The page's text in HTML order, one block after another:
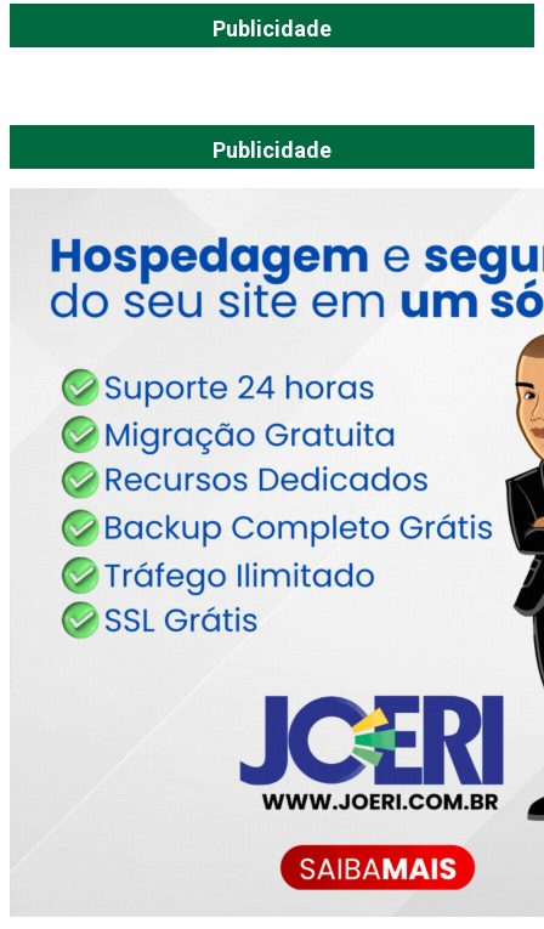
Publicidade
Publicidade